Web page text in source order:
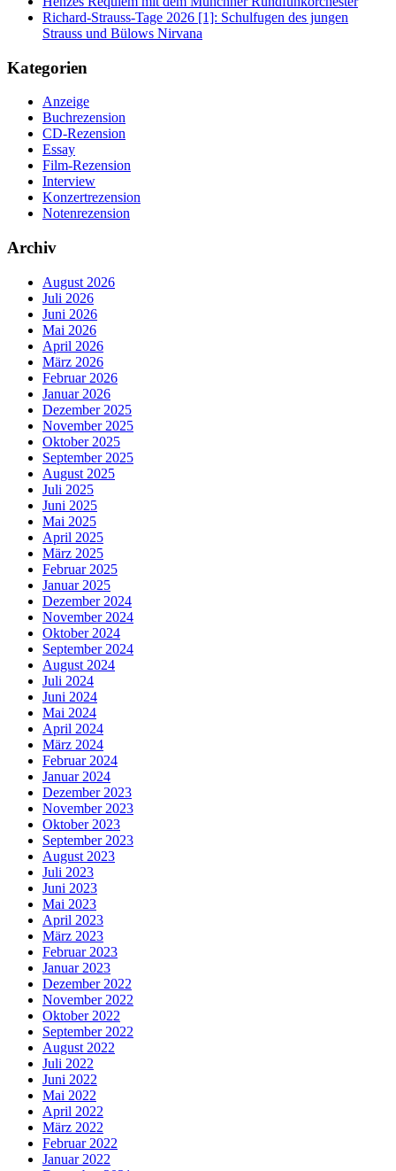
Richard-Strauss-Tage 2026 [1]: Schulfugen des jungen
Strauss und Bülows Nirvana
Kategorien
Anzeige
Buchrezension
CD-Rezension
Essay
Film-Rezension
Interview
Konzertrezension
Notenrezension
Archiv
August 2026
Juli 2026
Juni 2026
Mai 2026
April 2026
März 2026
Februar 2026
Januar 2026
Dezember 2025
November 2025
Oktober 2025
September 2025
August 2025
Juli 2025
Juni 2025
Mai 2025
April 2025
März 2025
Februar 2025
Januar 2025
Dezember 2024
November 2024
Oktober 2024
September 2024
August 2024
Juli 2024
Juni 2024
Mai 2024
April 2024
März 2024
Februar 2024
Januar 2024
Dezember 2023
November 2023
Oktober 2023
September 2023
August 2023
Juli 2023
Juni 2023
Mai 2023
April 2023
März 2023
Februar 2023
Januar 2023
Dezember 2022
November 2022
Oktober 2022
September 2022
August 2022
Juli 2022
Juni 2022
Mai 2022
April 2022
März 2022
Februar 2022
Januar 2022